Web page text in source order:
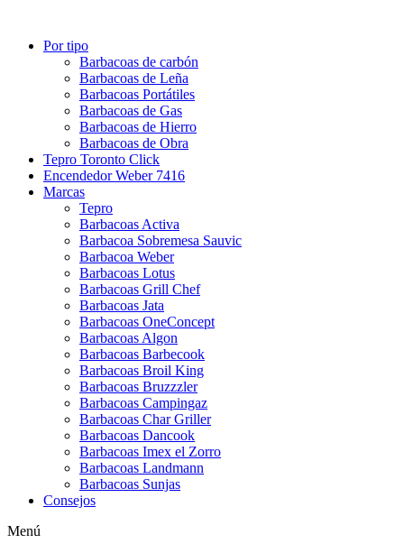
Por tipo
Barbacoas de carbón
Barbacoas de Leña
Barbacoas Portátiles
Barbacoas de Gas
Barbacoas de Hierro
Barbacoas de Obra
Tepro Toronto Click
Encendedor Weber 7416
Marcas
Tepro
Barbacoas Activa
Barbacoa Sobremesa Sauvic
Barbacoa Weber
Barbacoas Lotus
Barbacoas Grill Chef
Barbacoas Jata
Barbacoas OneConcept
Barbacoas Algon
Barbacoas Barbecook
Barbacoas Broil King
Barbacoas Bruzzzler
Barbacoas Campingaz
Barbacoas Char Griller
Barbacoas Dancook
Barbacoas Imex el Zorro
Barbacoas Landmann
Barbacoas Sunjas
Consejos
Menú